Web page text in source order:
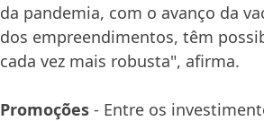
da pandemia, com o avanço da
dos empreendimentos, têm
cada vez mais robusta", afirma.
Promoções - Entre os